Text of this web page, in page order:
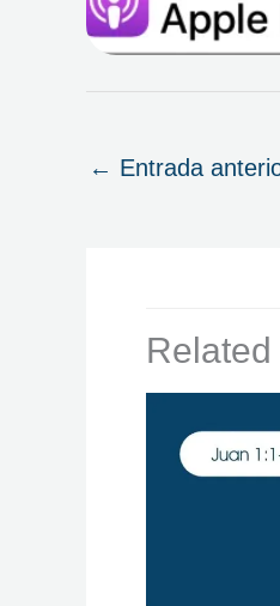
← Entrada